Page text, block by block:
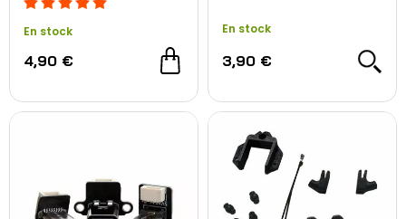
En stock
4,90 €
En stock
3,90 €